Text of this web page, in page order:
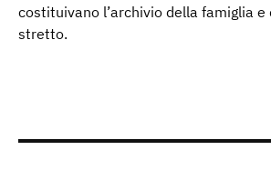
costituivano l’archivio della famiglia
stretto.